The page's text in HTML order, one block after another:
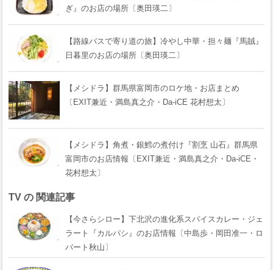
ぎ』のお店の場所〔奥田瑛二〕
【路線バスで寄り道の旅】冷やし中華・担々麺『馬賊』
日暮里のお店の場所〔奥田瑛二〕
【メシドラ】群馬県富岡市のロケ地・お店まとめ
〔EXIT兼近・満島真之介・Da-iCE 花村想太〕
【メシドラ】角煮・銀鱈の煮付け『割烹 山石』群馬県
富岡市のお店情報〔EXIT兼近・満島真之介・Da-iCE・
花村想太〕
TV の 関連記事
【今さらシロー】下北沢の進化系スパイスカレー・ジェ
ラート『カルパシ』のお店情報〔中島歩・岡田准一・ロ
バート秋山〕